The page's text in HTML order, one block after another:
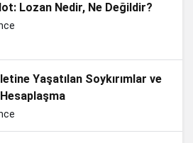
Lozan Nedir, Ne Değildir?
Yaşatılan Soykırımlar ve
Hesaplaşma